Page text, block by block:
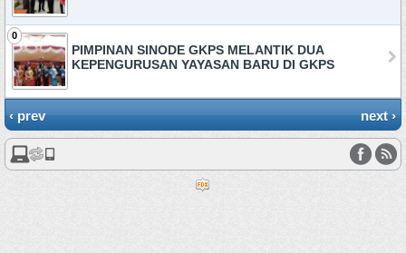
0
PIMPINAN SINODE GKPS MELANTIK DUA
KEPENGURUSAN YAYASAN BARU DI GKPS
next ›
‹ prev